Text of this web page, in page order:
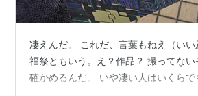
凄えんだ。 これだ、言葉もねえ（い
福祭ともいう。え？作品？ 撮ってな
確かめるんだ。 いや凄い人はいくらで